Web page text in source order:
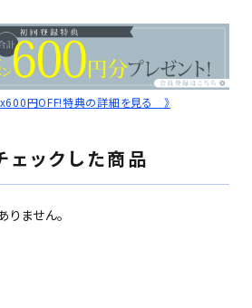
円OFF!特典の詳細を見る 》
ェックした商品
ません。